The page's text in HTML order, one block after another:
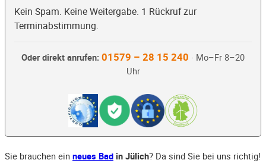
Kein Spam. Keine Weitergabe. 1 Rückruf zur
Terminabstimmung.
Oder direkt anrufen: 01579 – 28 15 240 · Mo–Fr 8–20
Uhr
Sie brauchen ein neues Bad in Jülich? Da sind Sie bei uns richtig!